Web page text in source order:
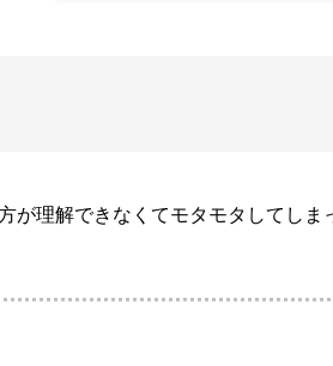
理解できなくてモタモタしてしま